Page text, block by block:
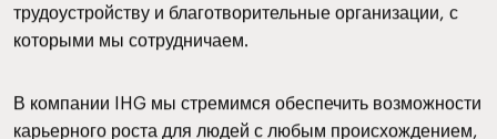
трудоустройству и благотворительные организации, с
которыми мы сотрудничаем.
В компании IHG мы стремимся обеспечить возможности
карьерного роста для людей с любым происхождением,